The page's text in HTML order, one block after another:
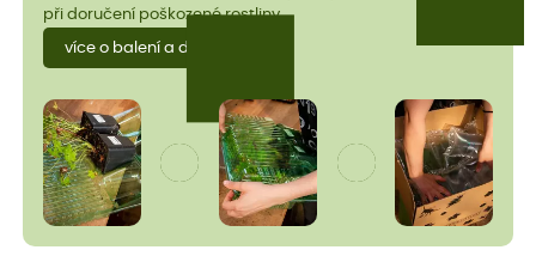
při doručení poškozené rostliny.
více o balení a dopravě